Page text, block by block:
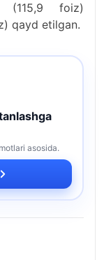
(115,9 foiz)
qayd etilgan.
asosida.